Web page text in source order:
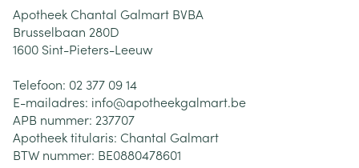
Apotheek Chantal Galmart BVBA
Brusselbaan 280D
1600 Sint-Pieters-Leeuw
Telefoon: 02 377 09 14
E-mailadres: info@apotheekgalmart.be
APB nummer: 237707
Apotheek titularis: Chantal Galmart
BTW nummer: BE0880478601